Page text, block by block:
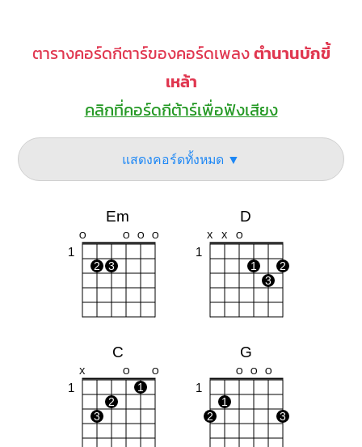
ตารางคอร์ดกีตาร์ของคอร์ดเพลงตำนานบักขี้
เหล้า
คลิกที่คอร์ดกีต้าร์เพื่อฟังเสียง
แสดงคอร์ดทั้งหมด ▼
Em
O O O O
1
2 3
D
X X O
1
1
2
3
C
X O O
1
1
2
3
G
O O O
1
1
2
3